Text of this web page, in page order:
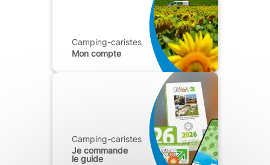
Camping-caristes
Mon compte
Camping-caristes
Je commande
le guide